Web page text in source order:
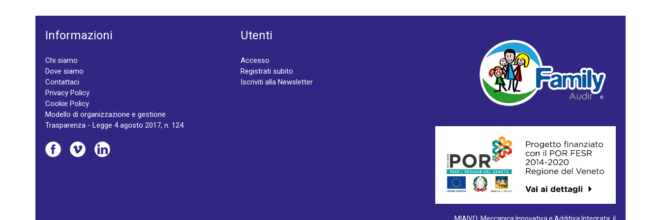
Informazioni
Chi siamo
Dove siamo
Contattaci
Privacy Policy
Cookie Policy
Modello di organizzazione e gestione
Trasparenza - Legge 4 agosto 2017, n. 124
Utenti
Accesso
Registrati subito
Iscriviti alla Newsletter